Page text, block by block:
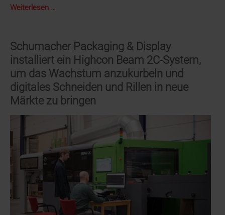
Weiterlesen …
neuer
CEO
bei
Gallus:
Eingeschlagener
Weg
Innovation
und
Neuausrichtung
wird
fortgesetzt
Schumacher Packaging & Display
installiert ein Highcon Beam 2C-System,
um das Wachstum anzukurbeln und
digitales Schneiden und Rillen in neue
Märkte zu bringen